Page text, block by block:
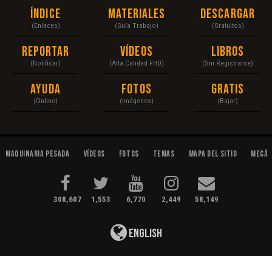
Índice
(Enlaces)
Reportar
(Notificar)
Ayuda
(Online)
Materiales
(Guía Trabajo)
Vídeos
(Alta Calidad FHD)
Fotos
(Imágenes)
Descargar
(Gratuitos)
Libros
(Sin Registrarse)
Gratis
(Bajar)
Maquinaria Pesada Vídeos Fotos Temas Mapa del Sitio
308,607 1,553 6,770 2,449 58,149
English